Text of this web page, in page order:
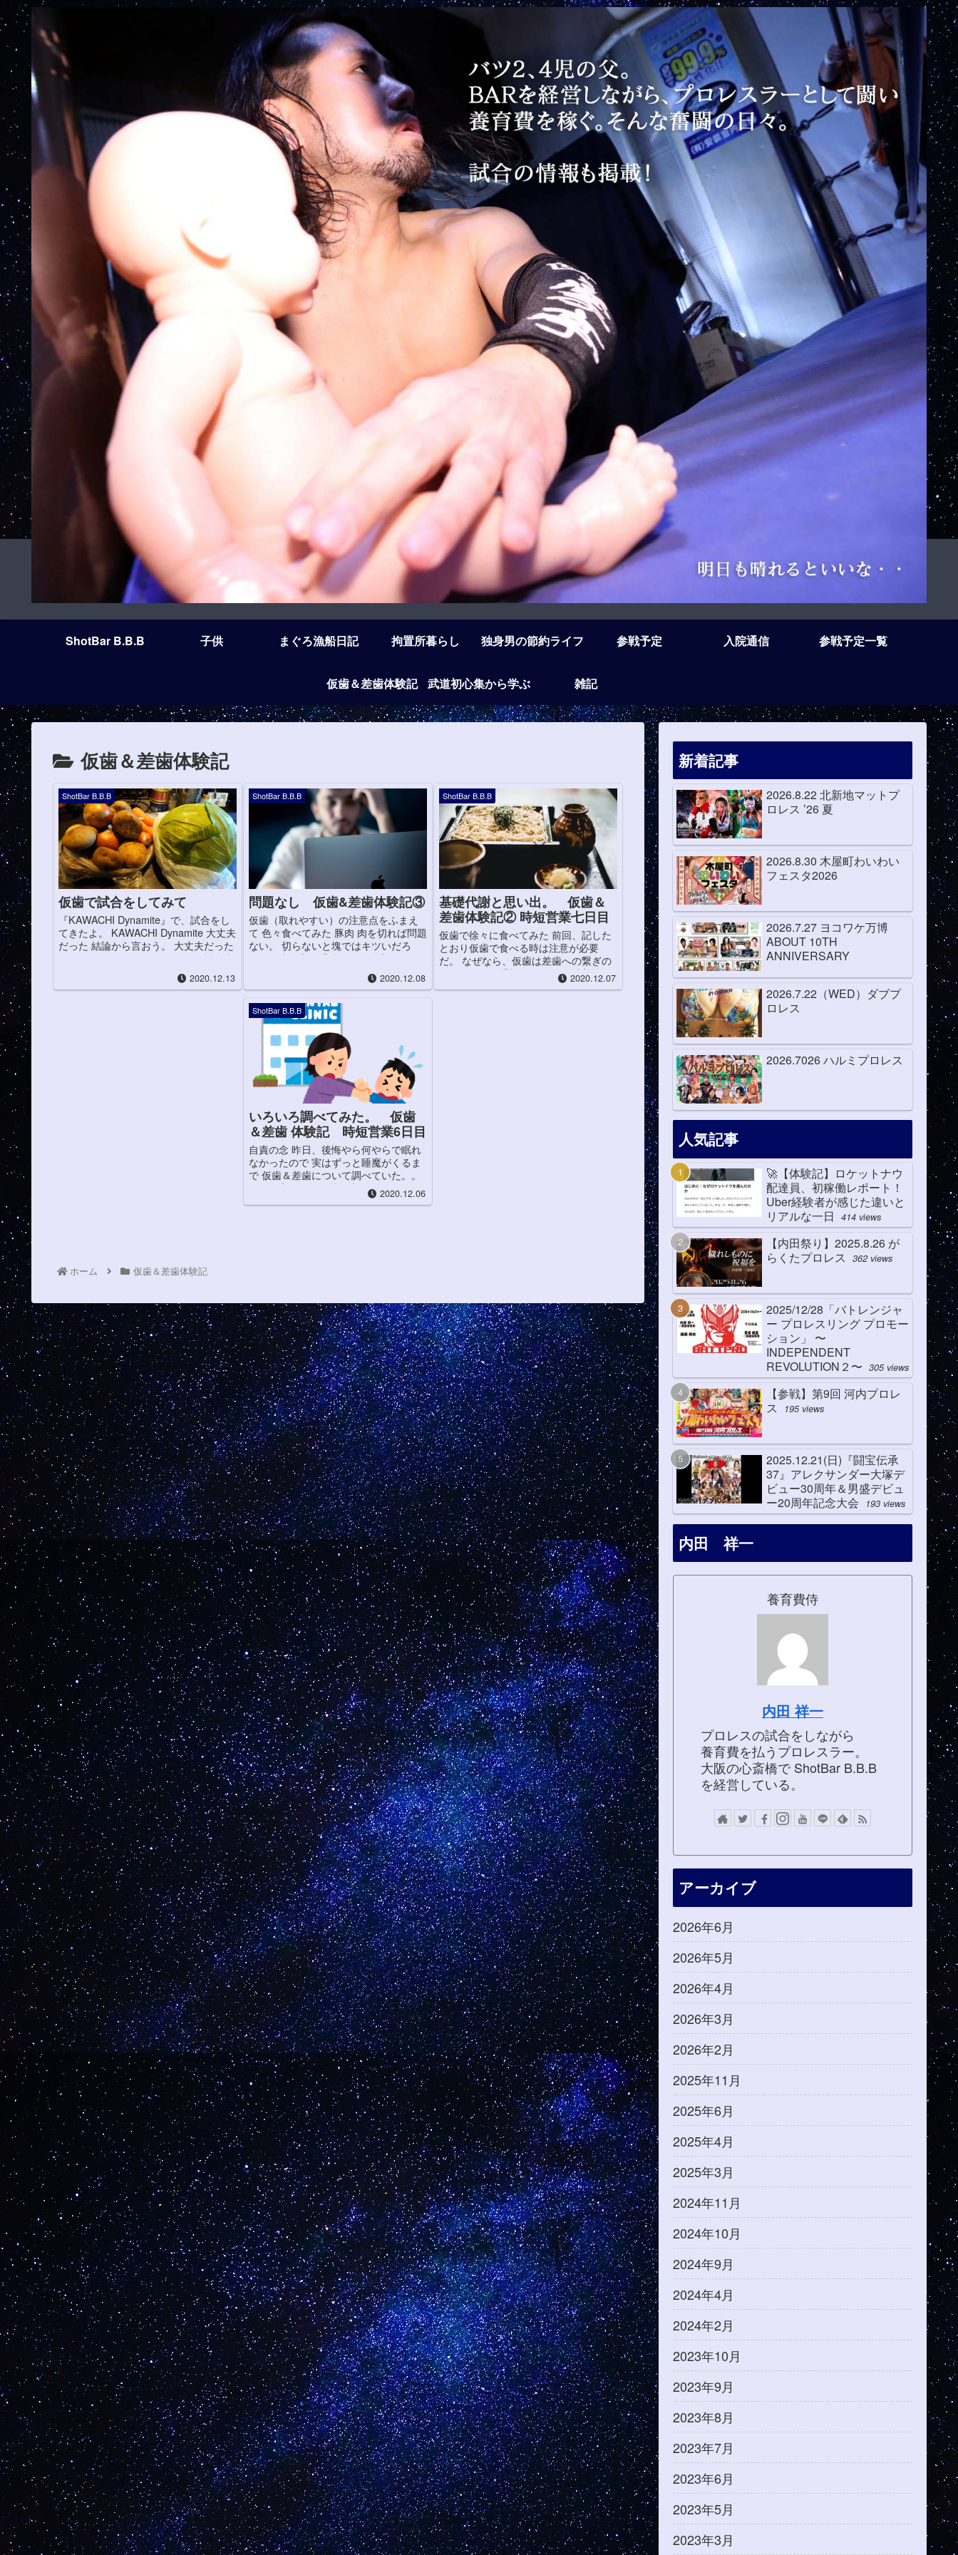
ShotBar B.B.B 子供 まぐろ漁船日記 拘置所暮らし 独身男の節約ライフ 参戦予定 入院通信 参戦予定一覧
仮歯＆差歯体験記 武道初心集から学ぶ 雑記
仮歯＆差歯体験記
ShotBar B.B.B
仮歯で試合をしてみて
『KAWACHI Dynamite』で、試合をし
てきたよ。 KAWACHI Dynamite 大丈夫
だった 結論から言おう。 大丈夫だった
のだ。 今日のところは。 でも、試合中
にローリングソバットを喰ら...
2020.12.13
ShotBar B.B.B
問題なし 仮歯&差歯体験記③
仮歯（取れやすい）の注意点をふまえ
て 色々食べてみた 豚肉 肉を切れば問題
ない。 切らないと塊ではキツいだろ
う。（牛の方が手強そう）最高峰はス
ジ肉だ！ アニメのような、豪快な食べ
2020.12.08
ShotBar B.B.B
基礎代謝と思い出。 仮歯＆
差歯体験記② 時短営業七日目
仮歯で徐々に食べてみた 前回、記した
とおり仮歯で食べる時は注意が必要
だ。 なぜなら、仮歯は差歯への繋ぎの
為とれやすさ重視。 なので、粘着性の
食べ物や硬いものだと、すぐに取れて
2020.12.07
ShotBar B.B.B
いろいろ調べてみた。 仮歯
＆差歯 体験記 時短営業6日目
自責の念 昨日、後悔やら何やらで眠れ
なかったので 実はずっと睡魔がくるま
で 仮歯＆差歯について調べていた。。
そう、実はかなり落ち込んでいた。 し
かし、歯科医のページはあれども差歯
2020.12.06
ホーム 仮歯＆差歯体験記
新着記事
2026.8.22 北新地マットプ
ロレス ’26 夏
2026.8.30 木屋町わいわい
フェスタ2026
2026.7.27 ヨコワケ万博
ABOUT 10TH
ANNIVERSARY
2026.7.22（WED）ダブプ
ロレス
2026.7026 ハルミプロレス
人気記事
🚀【体験記】ロケットナウ
配達員、初稼働レポート！
Uber経験者が感じた違いと
リアルな一日
414 views
【内田祭り】2025.8.26 が
らくたプロレス
362 views
2025/12/28「バトレンジャ
ー プロレスリング プロモー
ション」 〜
INDEPENDENT
REVOLUTION２〜 305 views
【参戦】第9回 河内プロレ
ス
195 views
2025.12.21(日)『闘宝伝承
37』アレクサンダー大塚デ
ビュー30周年＆男盛デビュ
ー20周年記念大会
193 views
内田 祥一
養育費侍
内田 祥一
プロレスの試合をしながら
養育費を払うプロレスラー。
大阪の心斎橋で ShotBar B.B.B
を経営している。
アーカイブ
2026年6月
2026年5月
2026年4月
2026年3月
2026年2月
2025年11月
2025年6月
2025年4月
2025年3月
2024年11月
2024年10月
2024年9月
2024年4月
2024年2月
2023年10月
2023年9月
2023年8月
2023年7月
2023年6月
2023年5月
2023年3月